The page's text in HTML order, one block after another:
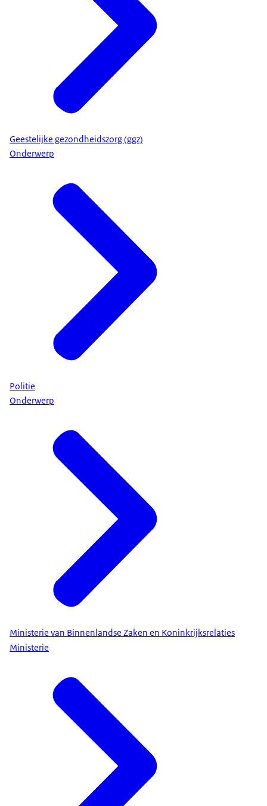
Geestelijke gezondheidszorg (ggz)
Onderwerp
Politie
Onderwerp
Ministerie van Binnenlandse Zaken en Koninkrijksrelaties
Ministerie